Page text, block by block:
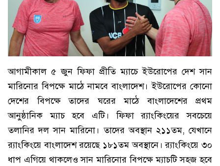
আগামীকাল ৫ জুন ফিফা প্রীতি ম্যাচে ইউরোপের দেশ সান
মারিনোর বিপক্ষে মাঠে নামবে বাংলাদেশ। ইউরোপের কোনো
দেশের বিপক্ষে তাদের ঘরের মাঠে বাংলাদেশের প্রথম
আনুষ্ঠানিক ম্যাচ হবে এটি। ফিফা র‌্যাংকিংয়ের সবচেয়ে
তলানির দল সান মারিনো। তাদের অবস্থান ২১১তম, যেখানে
র‌্যাংকিংয়ে বাংলাদেশ রয়েছে ১৮১তম অবস্থানে। র‌্যাংকিংয়ে ৩০
ধাপ এগিয়ে থাকলেও সান মারিনোর বিপক্ষে ম্যাচটি সহজ হবে